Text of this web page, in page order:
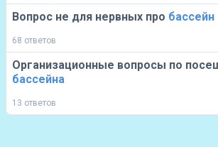
Вопрос не для нервных про бассейн
68 ответов
Организационные вопросы по
бассейна
13 ответов